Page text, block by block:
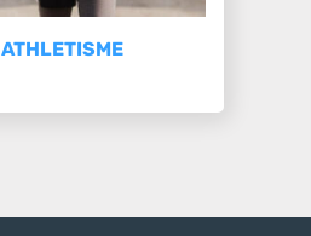
ATHLETISME